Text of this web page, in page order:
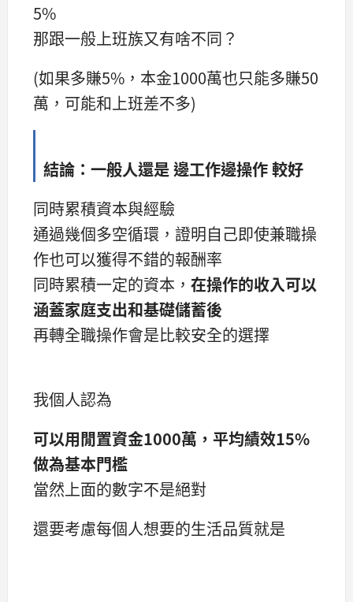
5%
那跟一般上班族又有啥不同？
(如果多賺5%，本金1000萬也只能多賺50
萬，可能和上班差不多)
結論：一般人還是 邊工作邊操作 較好
同時累積資本與經驗
通過幾個多空循環，證明自己即使兼職操
作也可以獲得不錯的報酬率
同時累積一定的資本， 在操作的收入可以
涵蓋家庭支出和基礎儲蓄後
再轉全職操作會是比較安全的選擇
我個人認為
可以用閒置資金1000萬，平均績效15%
做為基本門檻
當然上面的數字不是絕對
還要考慮每個人想要的生活品質就是